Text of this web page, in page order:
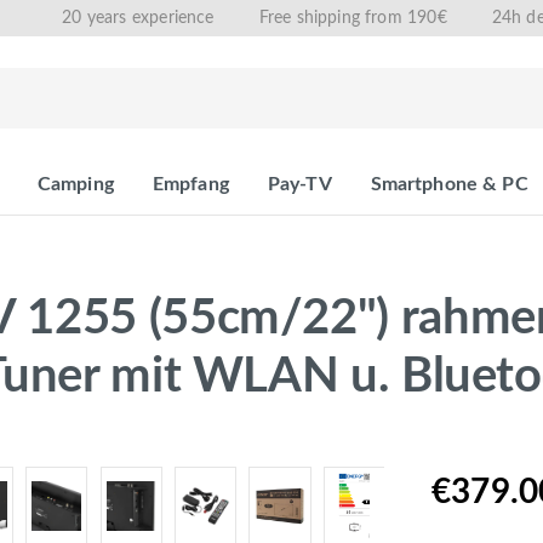
20 years experience Free shipping from 190€ 24h
Camping Empfang Pay-TV Smartphone & PC
1255 (55cm/22")
mit WLAN u.